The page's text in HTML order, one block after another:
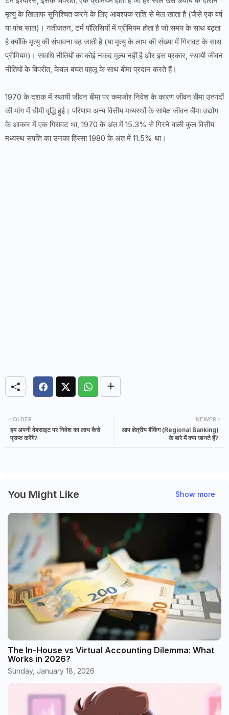
मृत्यु के खिलाफ सुनिश्चित करने के लिए आवश्यक राशि से मेल खाता है (जैसे एक वर्ष
या पांच साल)। नतीजतन, टर्म पॉलिसियों में प्रीमियम होता है जो समय के साथ बढ़ता
है क्योंकि मृत्यु की संभावना बढ़ जाती है (या मृत्यु के लाभ की संख्या में गिरावट के साथ
प्रीमियम)। सावधि नीतियों का कोई नकद मूल्य नहीं है और इस प्रकार, स्थायी जीवन
नीतियों के विपरीत, केवल बचत पहलू के साथ बीमा प्रदान करते हैं।
1970 के दशक में स्थायी जीवन बीमा पर कमजोर निवेश के कारण जीवन बीमा उत्पादों
की मांग में धीमी वृद्धि हुई। परिणाम अन्य वित्तीय मध्यस्थों के सापेक्ष जीवन बीमा उद्योग
के आकार में एक गिरावट था, 1970 के अंत में 15.3% से गिरने वाली कुल वित्तीय
मध्यस्थ संपत्ति का उनका हिस्सा 1980 के अंत में 11.5% था।
NEWER
आप क्षेत्रीय बैंकिंग (Regional Banking)
के बारे में क्या जानते हैं?
OLDER
हम अपनी वेबसाइट पर निवेश का लाभ कैसे
प्राप्त करेंगे?
You Might Like Show more
The In-House vs Virtual Accounting Dilemma: What
Works in 2026?
Sunday, January 18, 2026